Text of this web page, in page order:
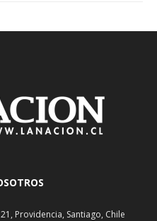
Providencia, Santiago, Chile